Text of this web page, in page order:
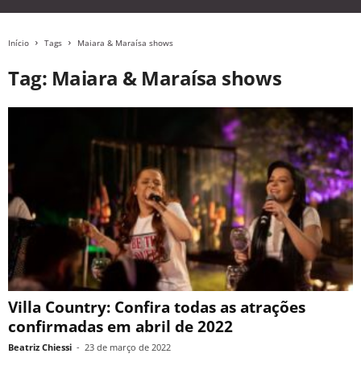
Início Tags Maiara & Maraísa shows
Tag: Maiara & Maraísa shows
Villa Country: Confira todas as atrações
confirmadas em abril de 2022
Beatriz Chiessi - 23 de março de 2022